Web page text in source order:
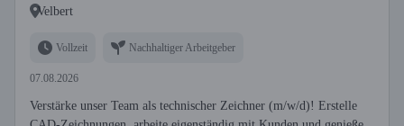
Velbert
Vollzeit Nachhaltiger Arbeitgeber
07.08.2026
Verstärke unser Team als technischer Zeichner (m/w/d)! Erstelle